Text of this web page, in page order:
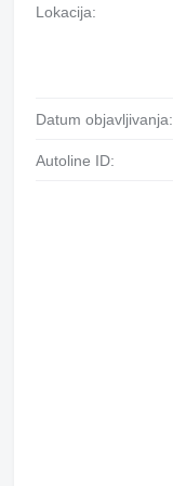
Lokacija:
Datum objavljivanja:
Autoline ID: